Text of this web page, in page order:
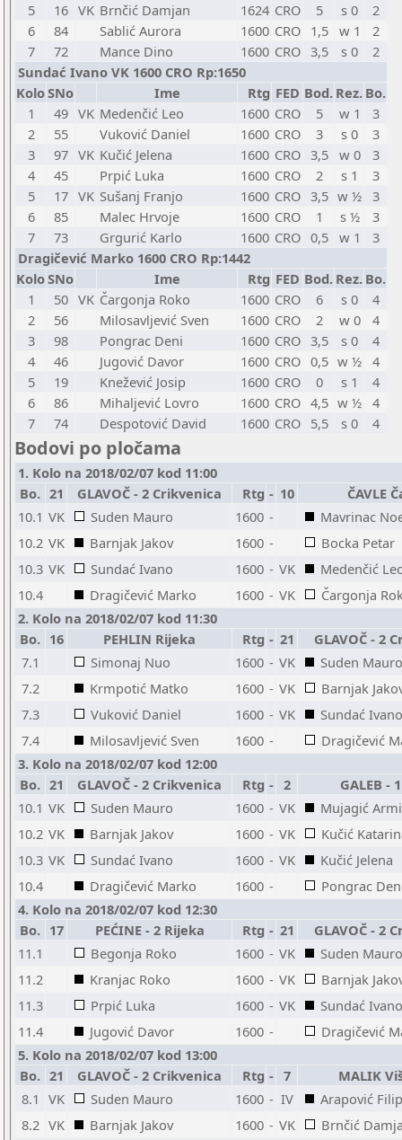
5
16 VK Brnčić Damjan 1624 CRO 5 s 0
2
6
84 Sablić Aurora 1600 CRO 1,5 w 1
2
7
72 Mance Dino 1600 CRO 3,5 s 0
2
Sundać Ivano VK 1600 CRO Rp:1650
KoloSNo Ime Rtg FED Bod. Rez. Bo.
1
49 VK Medenčić Leo 1600 CRO 5 w 1
3
2
55 Vuković Daniel 1600 CRO 3 s 0
3
3
97 VK Kučić Jelena 1600 CRO 3,5 w 0
3
4
45 Prpić Luka 1600 CRO 2 s 1
3
5
17 VK Sušanj Franjo 1600 CRO 3,5 w ½ 3
6
85 Malec Hrvoje 1600 CRO 1 s ½
3
7
73 Grgurić Karlo 1600 CRO 0,5 w 1
3
Dragičević Marko 1600 CRO Rp:1442
KoloSNo Ime Rtg FED Bod. Rez. Bo.
1
50 VK Čargonja Roko 1600 CRO 6 s 0
4
2
56 Milosavljević Sven 1600 CRO 2 w 0
4
3
98 Pongrac Deni 1600 CRO 3,5 s 0
4
4
46 Jugović Davor 1600 CRO 0,5 w ½ 4
5
19 Knežević Josip 1600 CRO 0 s 1
4
6
86 Mihaljević Lovro 1600 CRO 4,5 w ½ 4
7
74 Despotović David 1600 CRO 5,5 s 0 4
Bodovi po pločama
1. Kolo na 2018/02/07 kod 11:00
Bo. 21 GLAVOČ - 2 Crikvenica Rtg - 10
ČAVLE
10.1 VK Suden Mauro 1600 -
Mavrinac
10.2 VK Barnjak Jakov 1600 -
Bocka Petar
10.3 VK Sundać Ivano 1600 - VK
Medenčić
10.4
Dragičević Marko 1600 - VK
Čargonja
2. Kolo na 2018/02/07 kod 11:30
Bo. 16 PEHLIN Rijeka Rtg - 21
GLAVOČ - 2
7.1
Simonaj Nuo 1600 - VK
Suden Mauro
7.2
Krmpotić Matko 1600 - VK
Barnjak
7.3
Vuković Daniel 1600 - VK
Sundać Ivano
7.4
Milosavljević Sven 1600 -
Dragičević
3. Kolo na 2018/02/07 kod 12:00
Bo. 21 GLAVOČ - 2 Crikvenica Rtg - 2
GALEB -
10.1 VK Suden Mauro 1600 - VK
Mujagić
10.2 VK Barnjak Jakov 1600 - VK
Kučić
10.3 VK Sundać Ivano 1600 - VK
Kučić Jelena
10.4
Dragičević Marko 1600 -
Pongrac
4. Kolo na 2018/02/07 kod 12:30
Bo. 17 PEĆINE - 2 Rijeka Rtg - 21
GLAVOČ - 2
11.1
Begonja Roko 1600 - VK
Suden Mauro
11.2
Kranjac Roko 1600 - VK
Barnjak
11.3
Prpić Luka 1600 - VK
Sundać Ivano
11.4
Jugović Davor 1600 -
Dragičević
5. Kolo na 2018/02/07 kod 13:00
Bo. 21 GLAVOČ - 2 Crikvenica Rtg - 7
MALIK
8.1 VK Suden Mauro 1600 - IV
Arapović Filip
8.2 VK Barnjak Jakov 1600 - VK
Brnčić